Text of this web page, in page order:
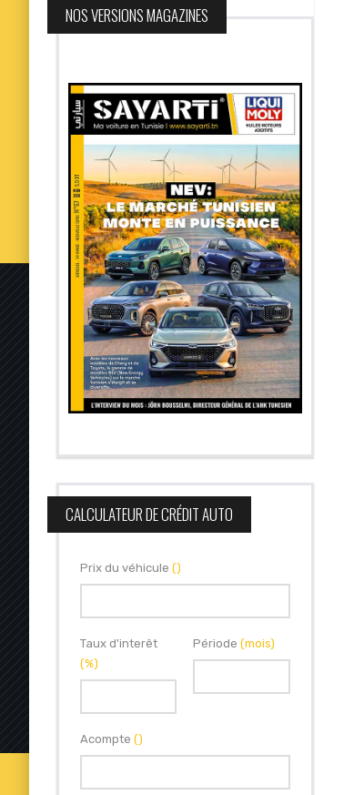
NOS VERSIONS MAGAZINES
CALCULATEUR DE CRÉDIT AUTO
Prix du véhicule ()
Taux d'interêt
(%)
Période(mois)
Acompte ()